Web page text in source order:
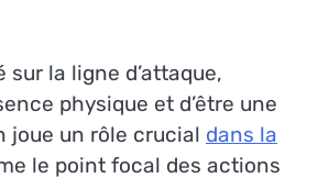
la ligne d’attaque,
physique et d’être une
joue un rôle crucial dans la
le point focal des actions